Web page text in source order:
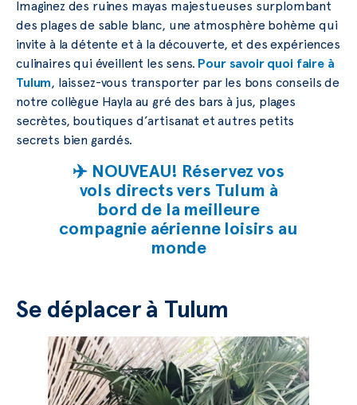
Imaginez des ruines mayas majestueuses surplombant
des plages de sable blanc, une atmosphère bohème qui
invite à la détente et à la découverte, et des expériences
culinaires qui éveillent les sens. Pour savoir quoi faire à
Tulum, laissez-vous transporter par les bons conseils de
notre collègue Hayla au gré des bars à jus, plages
secrètes, boutiques d’artisanat et autres petits
secrets bien gardés.
✈️ NOUVEAU! Réservez vos
vols directs vers Tulum à
bord de la meilleure
compagnie aérienne loisirs au
monde
Se déplacer à Tulum